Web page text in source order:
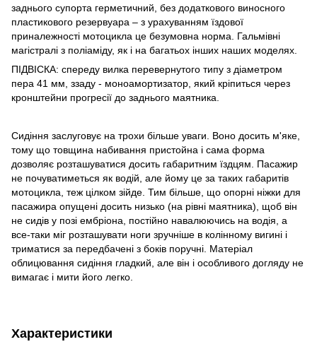
заднього супорта герметичний, без додаткового виносного
пластикового резервуара – з урахуванням їздової
приналежності мотоцикла це безумовна норма. Гальмівні
магістралі з поліаміду, як і на багатьох інших наших моделях.
ПІДВІСКА: спереду вилка перевернутого типу з діаметром
пера 41 мм, ззаду - моноамортизатор, який кріпиться через
кронштейни прогресії до заднього маятника.
Сидіння заслуговує на трохи більше уваги. Воно досить м'яке,
тому що товщина набивання пристойна і сама форма
дозволяє розташуватися досить габаритним їздцям. Пасажир
не почуватиметься як водій, але йому це за таких габаритів
мотоцикла, теж цілком зійде. Тим більше, що опорні ніжки для
пасажира опущені досить низько (на рівні маятника), щоб він
не сидів у позі ембріона, постійно навалюючись на водія, а
все-таки міг розташувати ноги зручніше в колінному вигині і
триматися за передбачені з боків поручні. Матеріал
облицювання сидіння гладкий, але він і особливого догляду не
вимагає і мити його легко.
Характеристики